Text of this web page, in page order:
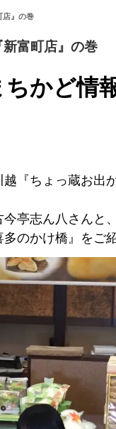
店』の巻
富町店』の巻
かど情
『ちょっ蔵お出
亭志ん八さんと
のかけ橋』をご